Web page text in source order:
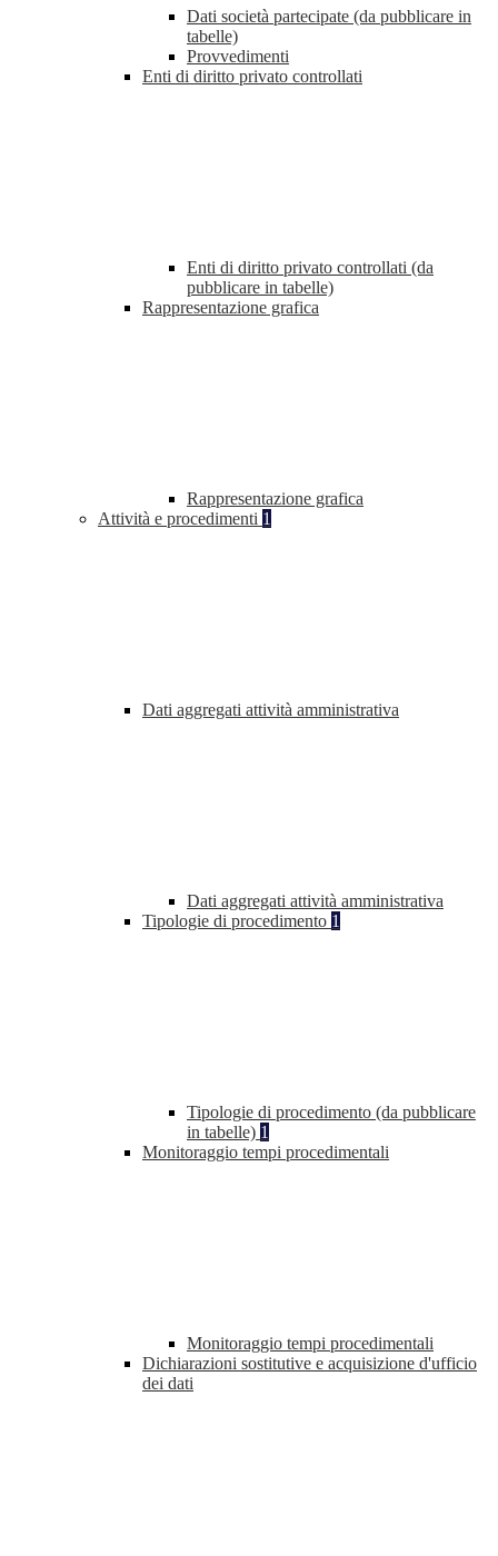
Dati società partecipate (da pubblicare in
tabelle)
Provvedimenti
Enti di diritto privato controllati
Enti di diritto privato controllati (da
pubblicare in tabelle)
Rappresentazione grafica
Rappresentazione grafica
Attività e procedimenti 1
Dati aggregati attività amministrativa
Dati aggregati attività amministrativa
Tipologie di procedimento 1
Tipologie di procedimento (da pubblicare
in tabelle) 1
Monitoraggio tempi procedimentali
Monitoraggio tempi procedimentali
Dichiarazioni sostitutive e acquisizione d'ufficio
dei dati